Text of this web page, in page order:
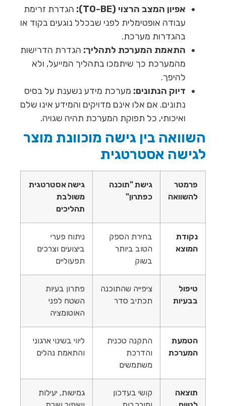
אפיון המצב הרצוי (TO-BE):
הגדרת זרימת
עבודה אופטימלית לפני שבכלל נוגעים בקוד או
בהגדרות מערכת.
התאמת המערכת לתהליך: הגדרת הדרישות
מהמערכת כך שיתמכו בתהליך המייעל, ולא
להיפך.
דיוק הנתונים: מערכת מידע נשענת על בסיס
נתונים. אם אלו אינם מדויקים והמידע אינו שלם
ואיכותי, כל תפוקת המערכת תהיה שגויה.
השוואה בין גישה מוכוונת מוצר
לגישה אסטרטגית
פרמטר
להשוואה
גישת "תוכנה
כפתרון"
גישה אסטרטגית
משולבת
תהליכים
נקודת
המוצא
בחירת הספק
הטוב ביותר
בשוק
ניתוח פערי
ביצועים וצרכים
תפעוליים
טיפול
בבעיות
ציפייה שהתוכנה
תכתיב סדר
פתרון בעיות
השטח לפני
האוטומציה
הטמעת
המערכת
התקנה טכנית
והדרכת
משתמשים
ליווי בשינוי ארגוני
והתאמת נהלים
תוצאה
קושי בעדכון
גמישות, יעילות